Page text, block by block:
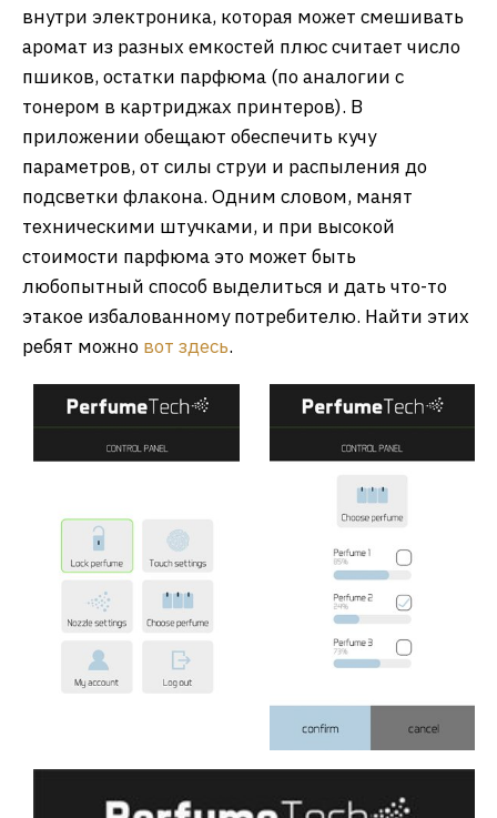
внутри электроника, которая может смешивать
аромат из разных емкостей плюс считает число
пшиков, остатки парфюма (по аналогии с
тонером в картриджах принтеров). В
приложении обещают обеспечить кучу
параметров, от силы струи и распыления до
подсветки флакона. Одним словом, манят
техническими штучками, и при высокой
стоимости парфюма это может быть
любопытный способ выделиться и дать что-то
этакое избалованному потребителю. Найти этих
ребят можно вот здесь.